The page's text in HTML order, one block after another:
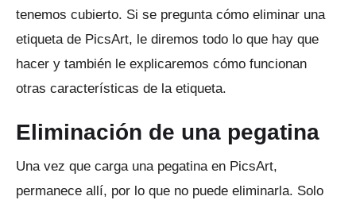
tenemos cubierto. Si se pregunta cómo eliminar una
etiqueta de PicsArt, le diremos todo lo que hay que
hacer y también le explicaremos cómo funcionan
otras características de la etiqueta.
Eliminación de una pegatina
Una vez que carga una pegatina en PicsArt,
permanece allí, por lo que no puede eliminarla. Solo